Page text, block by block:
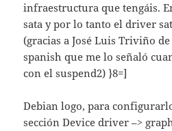
infraestructura que tengáis.
sata y por lo tanto el driver
(gracias a José Luis Triviño
spanish que me lo señaló
con el suspend2) }8=]
Debian logo, para
sección Device driver –>